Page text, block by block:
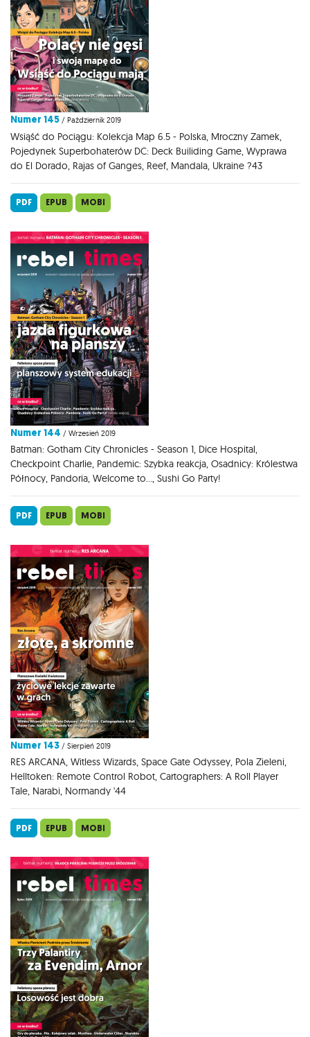
Numer 145 / Październik 2019
Wsiąść do Pociągu: Kolekcja Map 6.5 - Polska, Mroczny Zamek,
Pojedynek Superbohaterów DC: Deck Builiding Game, Wyprawa
do El Dorado, Rajas of Ganges, Reef, Mandala, Ukraine ?43
PDF EPUB MOBI
Numer 144 / Wrzesień 2019
Batman: Gotham City Chronicles - Season 1, Dice Hospital,
Checkpoint Charlie, Pandemic: Szybka reakcja, Osadnicy: Królestwa
Północy, Pandoria, Welcome to..., Sushi Go Party!
PDF EPUB MOBI
Numer 143 / Sierpień 2019
RES ARCANA, Witless Wizards, Space Gate Odyssey, Pola Zieleni,
Helltoken: Remote Control Robot, Cartographers: A Roll Player
Tale, Narabi, Normandy '44
PDF EPUB MOBI